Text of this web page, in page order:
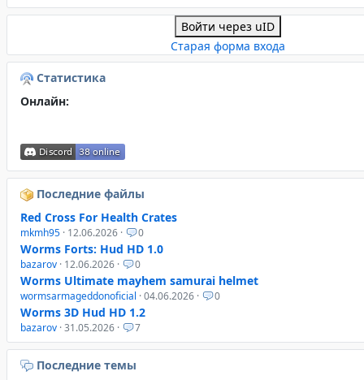
Войти через uID
Старая форма входа
Статистика
Онлайн:
Последние файлы
Red Cross For Health Crates
mkmh95 · 12.06.2026 · 0
Worms Forts: Hud HD 1.0
bazarov · 12.06.2026 · 0
Worms Ultimate mayhem samurai helmet
wormsarmageddonoficial · 04.06.2026 · 0
Worms 3D Hud HD 1.2
bazarov · 31.05.2026 · 7
Последние темы